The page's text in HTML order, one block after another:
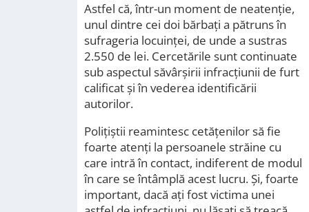
Astfel că, într-un moment de neatenție,
unul dintre cei doi bărbați a pătruns în
sufrageria locuinţei, de unde a sustras
2.550 de lei. Cercetările sunt continuate
sub aspectul săvârşirii infracţiunii de furt
calificat și în vederea identificării
autorilor.
Polițiștii reamintesc cetățenilor să fie
foarte atenți la persoanele străine cu
care intră în contact, indiferent de modul
în care se întâmplă acest lucru. Și, foarte
important, dacă ați fost victima unei